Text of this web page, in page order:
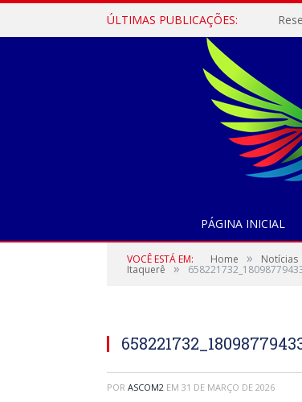
ÚLTIMAS PUBLICAÇÕES:
PÁGINA INICIAL
VOCÊ ESTÁ EM: Home » Notícias
Itaquerê »
POR ASCOM2 EM 31 DE MARÇO DE 2026